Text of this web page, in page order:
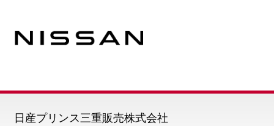
日産プリンス三重販売株式会社